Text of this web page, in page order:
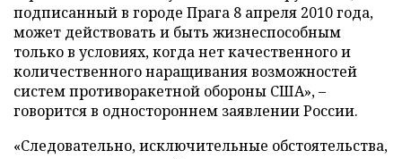
подписанный в городе Прага 8 апреля 2010 года,
может действовать и быть жизнеспособным
только в условиях, когда нет качественного и
количественного наращивания возможностей
систем противоракетной обороны США», –
говорится в одностороннем заявлении России.
«Следовательно, исключительные обстоятельства,